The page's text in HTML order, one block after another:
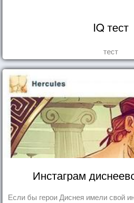
IQ тест
тест
Инстаграм
Если бы герои Диснея имели свой